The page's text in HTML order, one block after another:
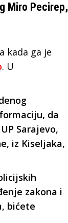
Miro Pecirep,
kada ga je
. U
da
Sarajevo,
iz Kiseljaka,
zakona i
bićete